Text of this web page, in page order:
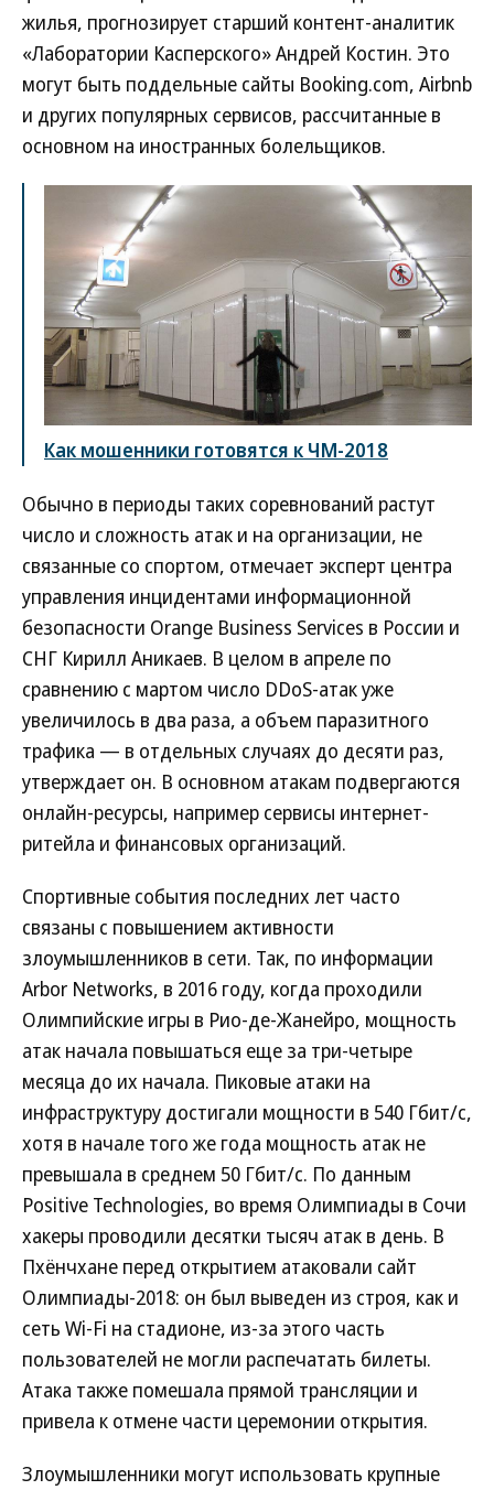
жилья, прогнозирует старший контент-аналитик
«Лаборатории Касперского» Андрей Костин. Это
могут быть поддельные сайты Booking.com, Airbnb
и других популярных сервисов, рассчитанные в
основном на иностранных болельщиков.
Как мошенники готовятся к ЧМ-2018
Обычно в периоды таких соревнований растут
число и сложность атак и на организации, не
связанные со спортом, отмечает эксперт центра
управления инцидентами информационной
безопасности Orange Business Services в России и
СНГ Кирилл Аникаев. В целом в апреле по
сравнению с мартом число DDoS-атак уже
увеличилось в два раза, а объем паразитного
трафика — в отдельных случаях до десяти раз,
утверждает он. В основном атакам подвергаются
онлайн-ресурсы, например сервисы интернет-
ритейла и финансовых организаций.
Спортивные события последних лет часто
связаны с повышением активности
злоумышленников в сети. Так, по информации
Arbor Networks, в 2016 году, когда проходили
Олимпийские игры в Рио-де-Жанейро, мощность
атак начала повышаться еще за три-четыре
месяца до их начала. Пиковые атаки на
инфраструктуру достигали мощности в 540 Гбит/с,
хотя в начале того же года мощность атак не
превышала в среднем 50 Гбит/с. По данным
Positive Technologies, во время Олимпиады в Сочи
хакеры проводили десятки тысяч атак в день. В
Пхёнчхане перед открытием атаковали сайт
Олимпиады-2018: он был выведен из строя, как и
сеть Wi-Fi на стадионе, из-за этого часть
пользователей не могли распечатать билеты.
Атака также помешала прямой трансляции и
привела к отмене части церемонии открытия.
Злоумышленники могут использовать крупные